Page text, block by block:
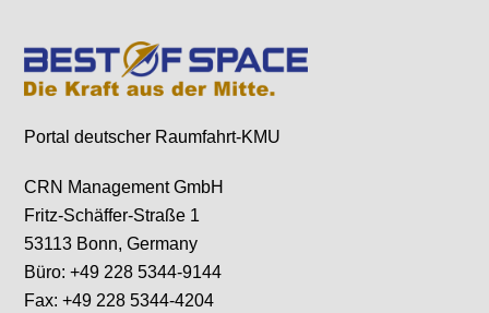
Portal deutscher Raumfahrt-KMU
CRN Management GmbH
Fritz-Schäffer-Straße 1
53113 Bonn, Germany
Büro: +49 228 5344-9144
Fax: +49 228 5344-4204